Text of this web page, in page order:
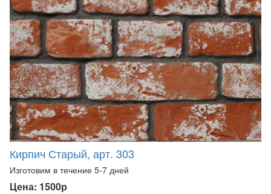
Кирпич Старый, арт. 303
Изготовим в течение 5-7 дней
Цена: 1500р